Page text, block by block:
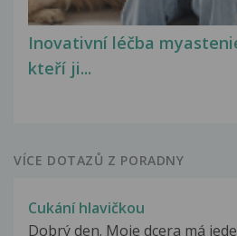
Inovativní léčba
kteří ji...
VÍCE DOTAZŮ Z PORADNY
Cukání hlavičkou
Dobrý den. Moje dcera má